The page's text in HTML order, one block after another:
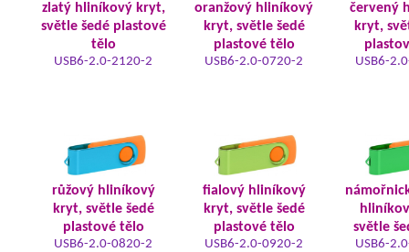
zlatý hliníkový kryt,
světle šedé plastové
tělo
USB6-2.0-2120-2
oranžový hliníkový
kryt, světle šedé
plastové tělo
USB6-2.0-0720-2
červený
kryt,
USB6-
růžový hliníkový
kryt, světle šedé
plastové tělo
USB6-2.0-0820-2
fialový hliníkový
kryt, světle šedé
plastové tělo
USB6-2.0-0920-2
světle
USB6-